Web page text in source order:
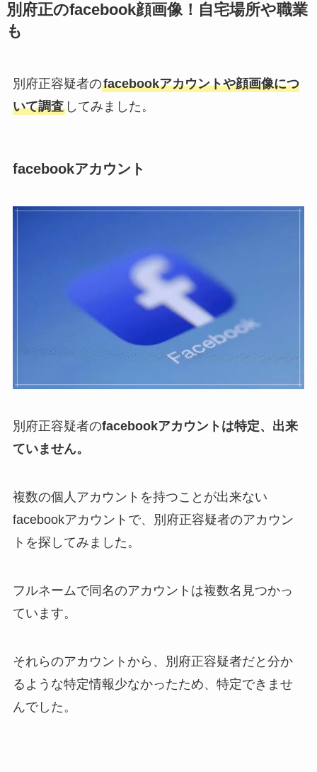
別府正のfacebook顔画像！自宅場所や職業
も
別府正容疑者のfacebookアカウントや顔画像につ
いて調査してみました。
facebookアカウント
別府正容疑者のfacebookアカウントは特定、出来
ていません。
複数の個人アカウントを持つことが出来ない
facebookアカウントで、別府正容疑者のアカウン
トを探してみました。
フルネームで同名のアカウントは複数名見つかっ
ています。
それらのアカウントから、別府正容疑者だと分か
るような特定情報少なかったため、特定できませ
んでした。